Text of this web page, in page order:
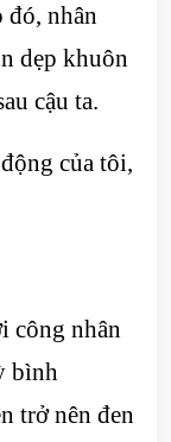
đó, nhân
dẹp khuôn
cậu ta.
của tôi,
công nhân
bình
trở nên đen